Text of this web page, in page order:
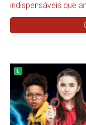
indispensáveis que